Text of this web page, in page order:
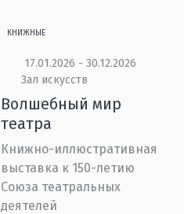
КНИЖНЫЕ
17.01.2026 - 30.12.2026
Зал искусств
Волшебный мир
театра
Книжно-иллюстративная
выставка к 150-летию
Союза театральных
деятелей